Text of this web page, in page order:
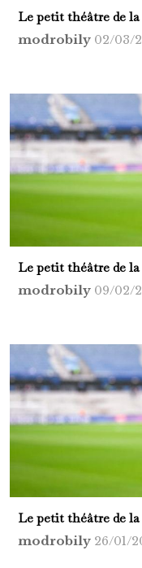
Le petit théâtre de la
modrobily 02/03/
Le petit théâtre de la
modrobily 09/02/
Le petit théâtre de la
modrobily 26/01/